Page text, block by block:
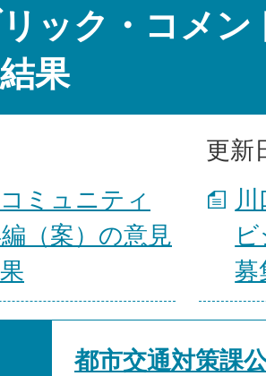
ック・コメン
果
更新
ミュニティ
（案）の意見
募
都市交通対策課